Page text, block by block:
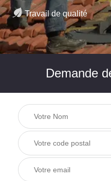
Travail de qualité
Demande